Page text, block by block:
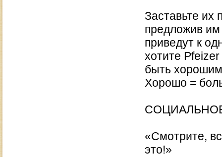
Заставьте их
предложив
приведут к
хотите
быть
Хорошо =
«Смотрите,
это!»